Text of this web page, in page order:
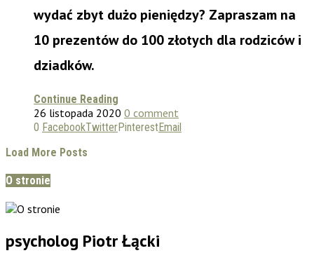
wydać zbyt dużo pieniędzy? Zapraszam na
10 prezentów do 100 złotych dla rodziców i
dziadków.
Continue Reading
26 listopada 2020 0 comment
0 FacebookTwitterPinterestEmail
Load More Posts
O stronie
psycholog Piotr Łącki